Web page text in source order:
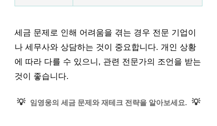
세금 문제로 인해 어려움을 겪는 경우 전문 기업이
나 세무사와 상담하는 것이 중요합니다. 개인 상황
에 따라 다를 수 있으니, 관련 전문가의 조언을 받는
것이 좋습니다.
💡 임영웅의 세금 문제와 재테크 전략을 알아보세요. 💡